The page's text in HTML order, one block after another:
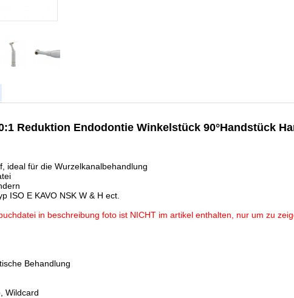
Reduktion Endodontie Winkelstück 90°Handstück
ideal für die Wurzelkanalbehandlung
ISO E KAVO NSK W & H ect.
in beschreibung foto ist NICHT im artikel enthalten, nur um zu
Behandlung
Wildcard